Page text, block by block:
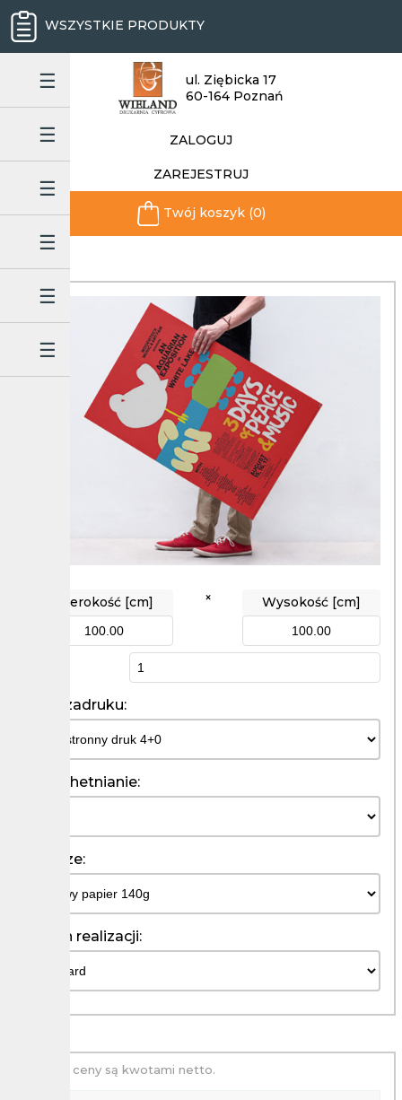
WSZYSTKIE PRODUKTY
ul. Ziębicka 17
60-164 Poznań
ZALOGUJ
ZAREJESTRUJ
Twój koszyk (0)
Szerokość [cm] × Wysokość [cm]
Kolor zadruku:
Uszlachetnianie:
Podloze:
Termin realizacji:
Podane ceny są kwotami netto.